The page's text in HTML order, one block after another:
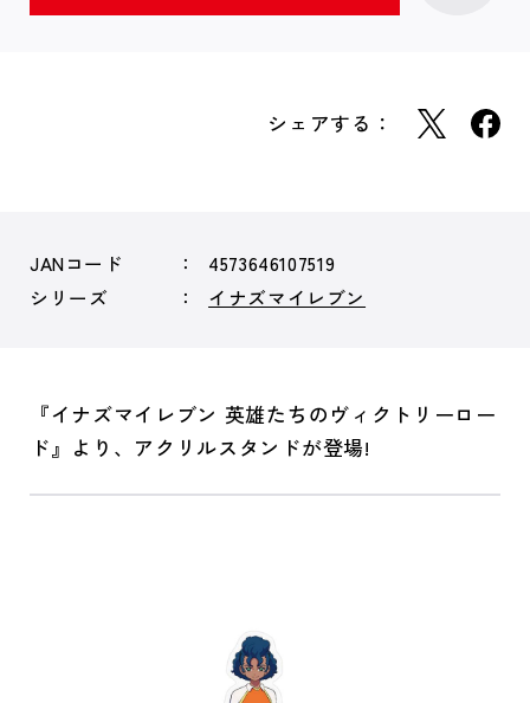
シェアする：
JANコード
4573646107519
シリーズ
イナズマイレブン
『イナズマイレブン 英雄たちのヴィクトリーロー
ド』より、アクリルスタンドが登場!